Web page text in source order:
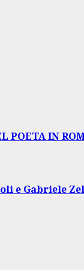
POETA IN
e Gabriele